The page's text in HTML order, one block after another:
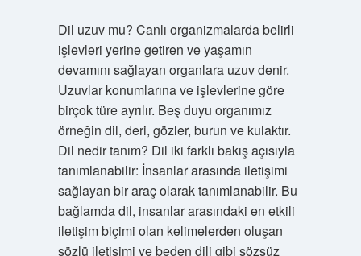
Dil uzuv mu? Canlı organizmalarda belirli
işlevleri yerine getiren ve yaşamın
devamını sağlayan organlara uzuv denir.
Uzuvlar konumlarına ve işlevlerine göre
birçok türe ayrılır. Beş duyu organımız
örneğin dil, deri, gözler, burun ve kulaktır.
Dil nedir tanım? Dil iki farklı bakış açısıyla
tanımlanabilir: İnsanlar arasında iletişimi
sağlayan bir araç olarak tanımlanabilir. Bu
bağlamda dil, insanlar arasındaki en etkili
iletişim biçimi olan kelimelerden oluşan
sözlü iletişimi ve beden dili gibi sözsüz